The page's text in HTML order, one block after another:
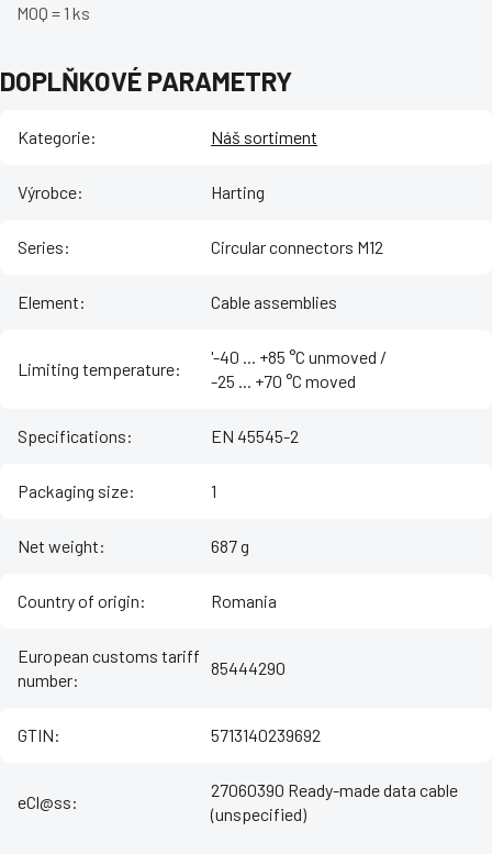
MOQ = 1 ks
DOPLŇKOVÉ PARAMETRY
Kategorie: Náš sortiment
Výrobce: Harting
Series: Circular connectors M12
Element: Cable assemblies
Limiting temperature:
'-40 ... +85 °C unmoved /
-25 ... +70 °C moved
Specifications: EN 45545-2
Packaging size: 1
Net weight: 687 g
Country of origin: Romania
European customs tariff
number:
85444290
GTIN: 5713140239692
eCl@ss:
27060390 Ready-made data cable
(unspecified)